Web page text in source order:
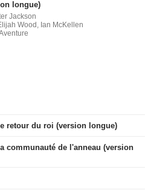
longue)
Jackson
Wood, Ian McKellen
retour du roi (version longue)
communauté de l'anneau (version